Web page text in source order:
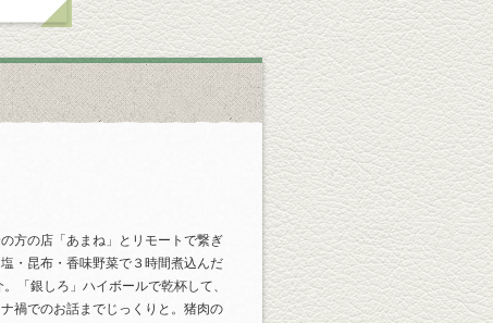
方の店「あまね」とリモートで繋ぎ
・昆布・香味野菜で３時間煮込んだ
。「銀しろ」ハイボールで乾杯して、
禍でのお話までじっくりと。猪肉の